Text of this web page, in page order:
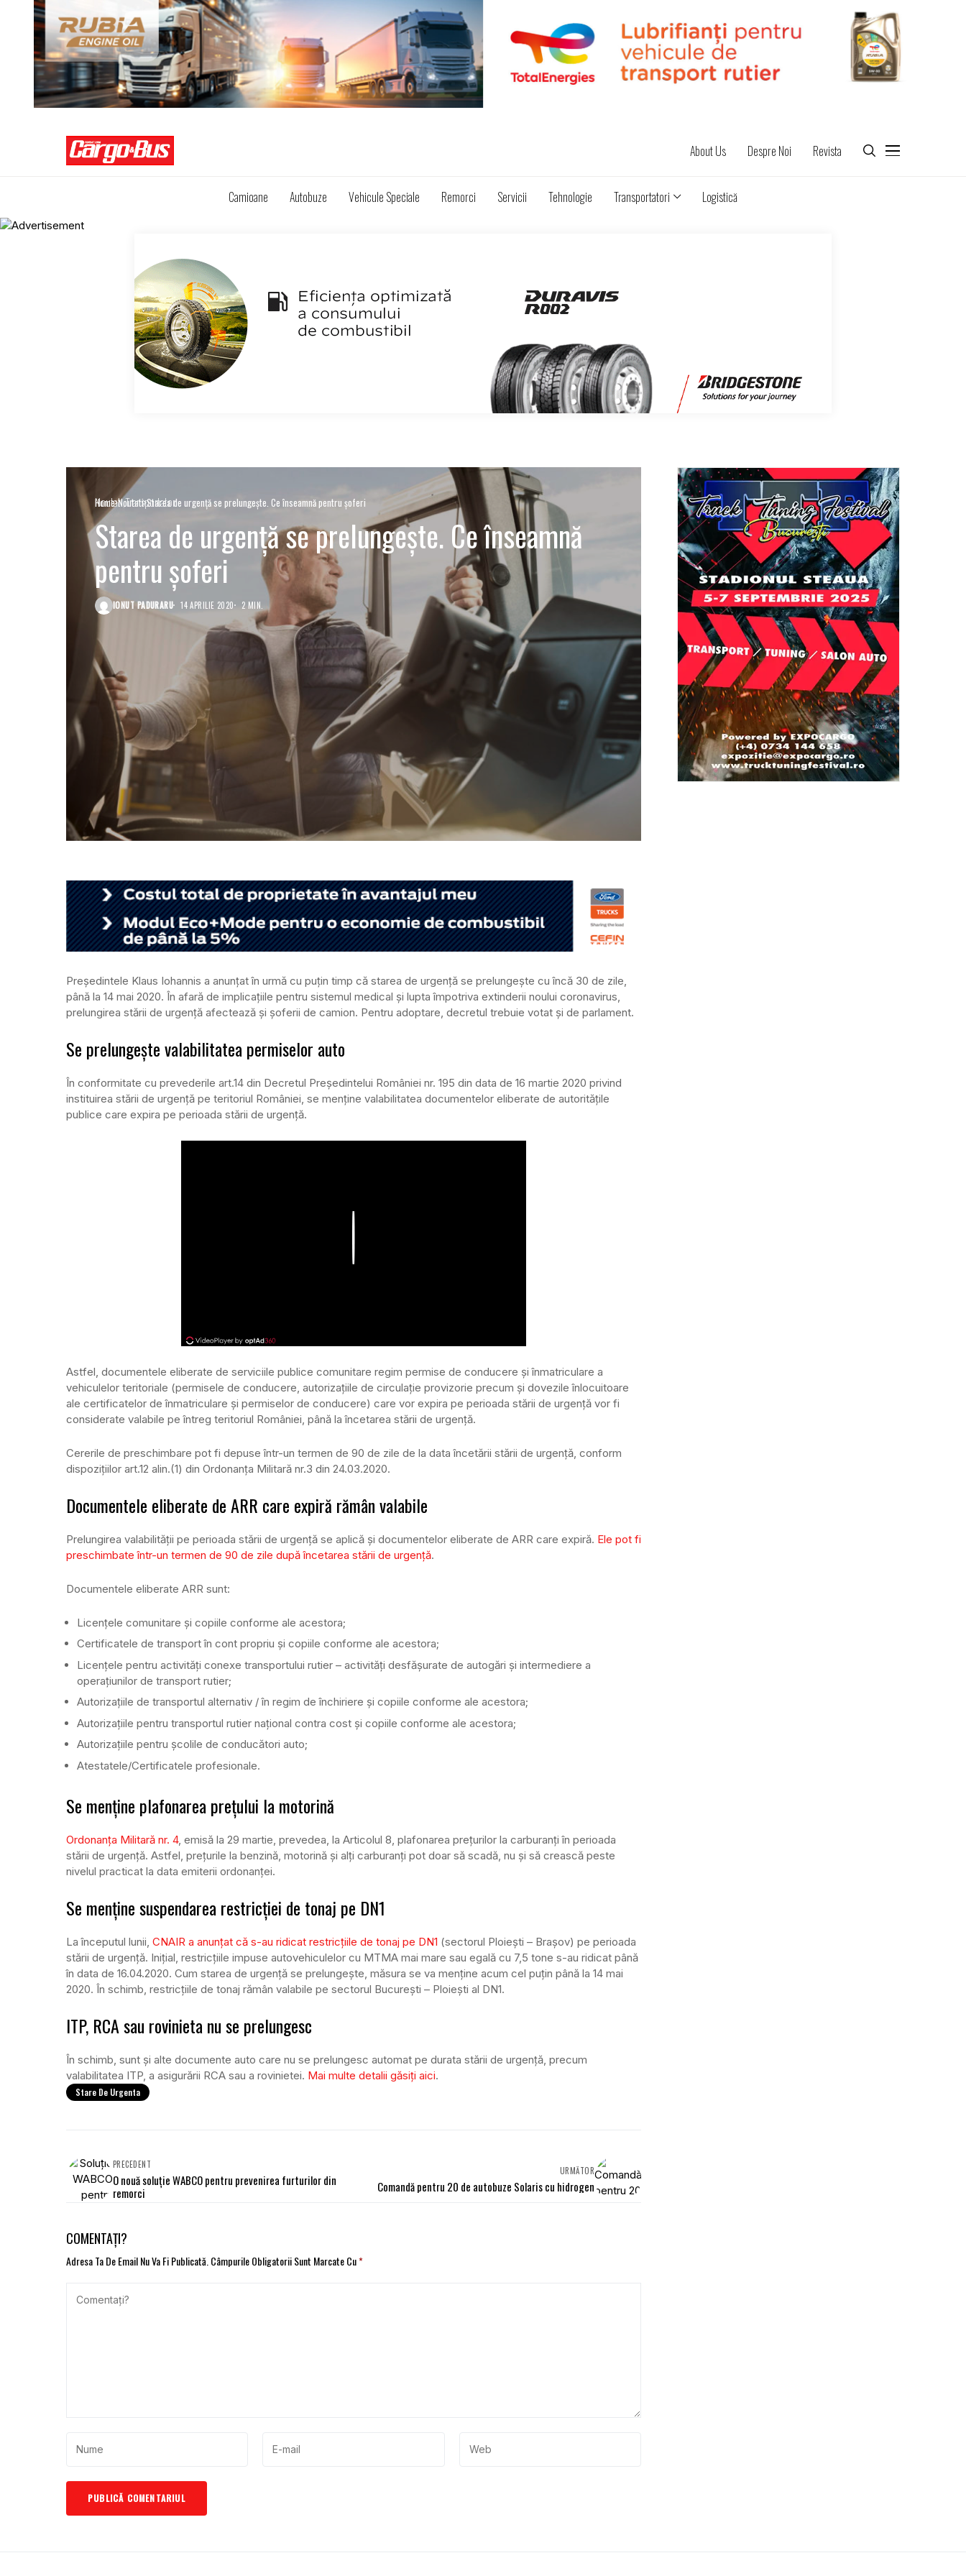
About Us Despre Noi Revista
Camioane Autobuze Vehicule Speciale Remorci Servicii Tehnologie Transportatori Logistică
Home Noutati Starea de urgență se prelungește. Ce înseamnă pentru șoferi
NoutatiTransportatori
Starea de urgență se prelungește. Ce înseamnă
pentru șoferi
IONUT PADURARU 14 APRILIE 2020 2 MIN.
Președintele Klaus Iohannis a anunțat în urmă cu puțin timp că starea de urgență se prelungește cu încă 30 de zile,
până la 14 mai 2020. În afară de implicațiile pentru sistemul medical și lupta împotriva extinderii noului coronavirus,
prelungirea stării de urgență afectează și șoferii de camion. Pentru adoptare, decretul trebuie votat și de parlament.
Se prelungește valabilitatea permiselor auto
În conformitate cu prevederile art.14 din Decretul Președintelui României nr. 195 din data de 16 martie 2020 privind
instituirea stării de urgență pe teritoriul României, se menține valabilitatea documentelor eliberate de autoritățile
publice care expira pe perioada stării de urgență.
Astfel, documentele eliberate de serviciile publice comunitare regim permise de conducere și înmatriculare a
vehiculelor teritoriale (permisele de conducere, autorizațiile de circulație provizorie precum și dovezile înlocuitoare
ale certificatelor de înmatriculare și permiselor de conducere) care vor expira pe perioada stării de urgență vor fi
considerate valabile pe întreg teritoriul României, până la încetarea stării de urgență.
Cererile de preschimbare pot fi depuse într-un termen de 90 de zile de la data încetării stării de urgență, conform
dispozițiilor art.12 alin.(1) din Ordonanța Militară nr.3 din 24.03.2020.
Documentele eliberate de ARR care expiră rămân valabile
Prelungirea valabilității pe perioada stării de urgență se aplică și documentelor eliberate de ARR care expiră. Ele pot fi
preschimbate într-un termen de 90 de zile după încetarea stării de urgență.
Documentele eliberate ARR sunt:
Licențele comunitare și copiile conforme ale acestora;
Certificatele de transport în cont propriu și copiile conforme ale acestora;
Licențele pentru activități conexe transportului rutier – activități desfășurate de autogări și intermediere a
operațiunilor de transport rutier;
Autorizațiile de transportul alternativ / în regim de închiriere și copiile conforme ale acestora;
Autorizațiile pentru transportul rutier național contra cost și copiile conforme ale acestora;
Autorizațiile pentru școlile de conducători auto;
Atestatele/Certificatele profesionale.
Se menține plafonarea prețului la motorină
Ordonanța Militară nr. 4, emisă la 29 martie, prevedea, la Articolul 8, plafonarea prețurilor la carburanți în perioada
stării de urgență. Astfel, prețurile la benzină, motorină și alți carburanți pot doar să scadă, nu și să crească peste
nivelul practicat la data emiterii ordonanţei.
Se menține suspendarea restricției de tonaj pe DN1
La începutul lunii, CNAIR a anunțat că s-au ridicat restricțiile de tonaj pe DN1 (sectorul Ploiești – Brașov) pe perioada
stării de urgență. Inițial, restricțiile impuse autovehiculelor cu MTMA mai mare sau egală cu 7,5 tone s-au ridicat până
în data de 16.04.2020. Cum starea de urgență se prelungește, măsura se va menține acum cel puțin până la 14 mai
2020. În schimb, restricțiile de tonaj rămân valabile pe sectorul București – Ploiești al DN1.
ITP, RCA sau rovinieta nu se prelungesc
În schimb, sunt și alte documente auto care nu se prelungesc automat pe durata stării de urgență, precum
valabilitatea ITP, a asigurării RCA sau a rovinietei. Mai multe detalii găsiți aici.
Stare De Urgenta
PRECEDENT
O nouă soluție WABCO pentru prevenirea furturilor din
remorci
URMĂTOR
Comandă pentru 20 de autobuze Solaris cu hidrogen
COMENTAȚI?
Adresa Ta De Email Nu Va Fi Publicată. Câmpurile Obligatorii Sunt Marcate Cu*